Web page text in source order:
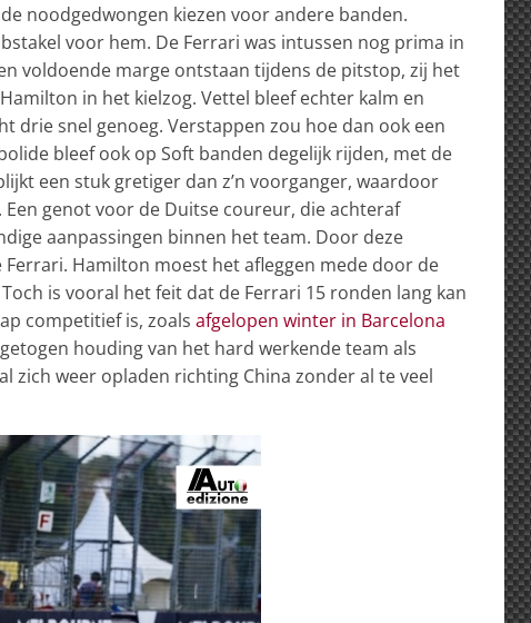
noodgedwongen kiezen voor andere banden.
voor hem. De Ferrari was intussen nog prima in
voldoende marge ontstaan tijdens de pitstop, zij het
in het kielzog. Vettel bleef echter kalm en
drie snel genoeg. Verstappen zou hoe dan ook een
bleef ook op Soft banden degelijk rijden, met de
een stuk gretiger dan z’n voorganger, waardoor
genot voor de Duitse coureur, die achteraf
aanpassingen binnen het team. Door deze
Hamilton moest het afleggen mede door de
is vooral het feit dat de Ferrari 15 ronden lang kan
competitief is, zoals afgelopen winter in Barcelona
houding van het hard werkende team als
zich weer opladen richting China zonder al te veel